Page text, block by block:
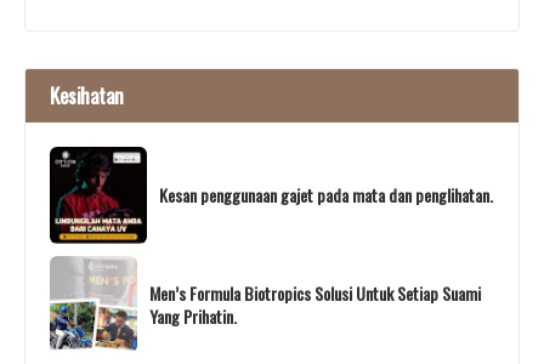
Kesihatan
Kesan penggunaan gajet pada mata dan penglihatan.
Men’s Formula Biotropics Solusi Untuk Setiap Suami
Yang Prihatin.